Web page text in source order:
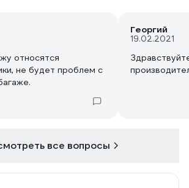
относятся
не будет проблем с
Георгий
19.02.2021
все вопросы